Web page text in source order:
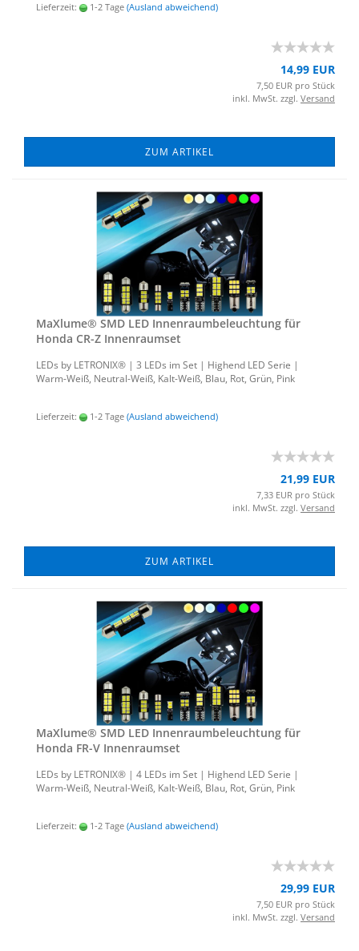
Lieferzeit: 1-2 Tage (Ausland abweichend)
14,99 EUR
7,50 EUR pro Stück
inkl. MwSt. zzgl. Versand
ZUM ARTIKEL
MaXlu­me® SMD LED In­nen­raum­be­leuch­tung für
Honda CR-Z In­nen­ra­um­set
LEDs by LE­TRO­NIX® | 3 LEDs im Set | Hig­h­end LED Serie |
Warm-​Weiß, Neutral-​Weiß, Kalt-​Weiß, Blau, Rot, Grün, Pink
Lieferzeit: 1-2 Tage (Ausland abweichend)
21,99 EUR
7,33 EUR pro Stück
inkl. MwSt. zzgl. Versand
ZUM ARTIKEL
MaXlu­me® SMD LED In­nen­raum­be­leuch­tung für
Honda FR-V In­nen­ra­um­set
LEDs by LE­TRO­NIX® | 4 LEDs im Set | Hig­h­end LED Serie |
Warm-​Weiß, Neutral-​Weiß, Kalt-​Weiß, Blau, Rot, Grün, Pink
Lieferzeit: 1-2 Tage (Ausland abweichend)
29,99 EUR
7,50 EUR pro Stück
inkl. MwSt. zzgl. Versand